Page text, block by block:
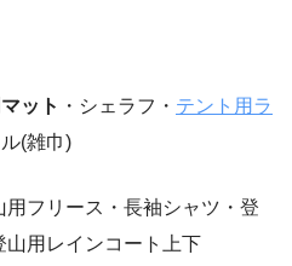
ット ・シェラフ・ テント用ラ
(雑巾)
フリース・長袖シャツ・登
山用レインコート上下